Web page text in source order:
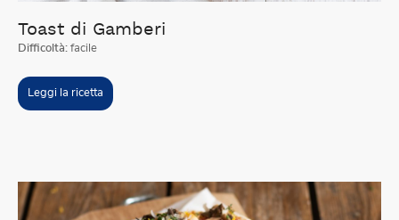
Toast di Gamberi
Difficoltà: facile
Leggi la ricetta